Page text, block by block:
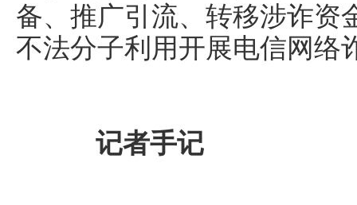
备、推广引流、转移涉诈资
不法分子利用开展电信网络
记者手记